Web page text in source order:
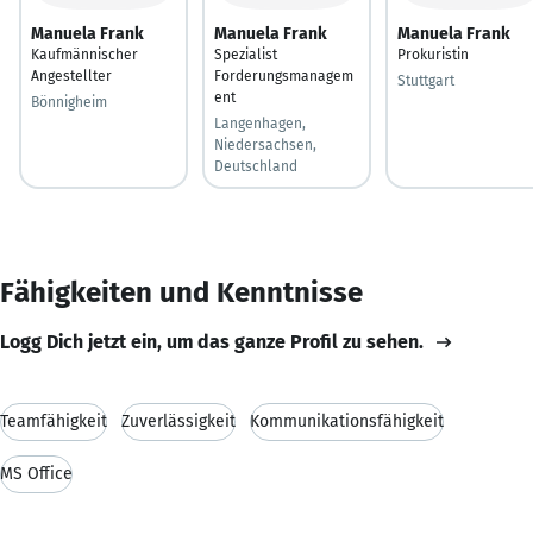
Manuela Frank
Kaufmännischer
Angestellter
Bönnigheim
Manuela Frank
Spezialist
Forderungsmanagem
ent
Langenhagen,
Niedersachsen,
Deutschland
Manuela Frank
Prokuristin
Stuttgart
Fähigkeiten und Kenntnisse
Logg Dich jetzt ein, um das ganze Profil zu sehen.
Teamfähigkeit Zuverlässigkeit Kommunikationsfähigkeit
MS Office